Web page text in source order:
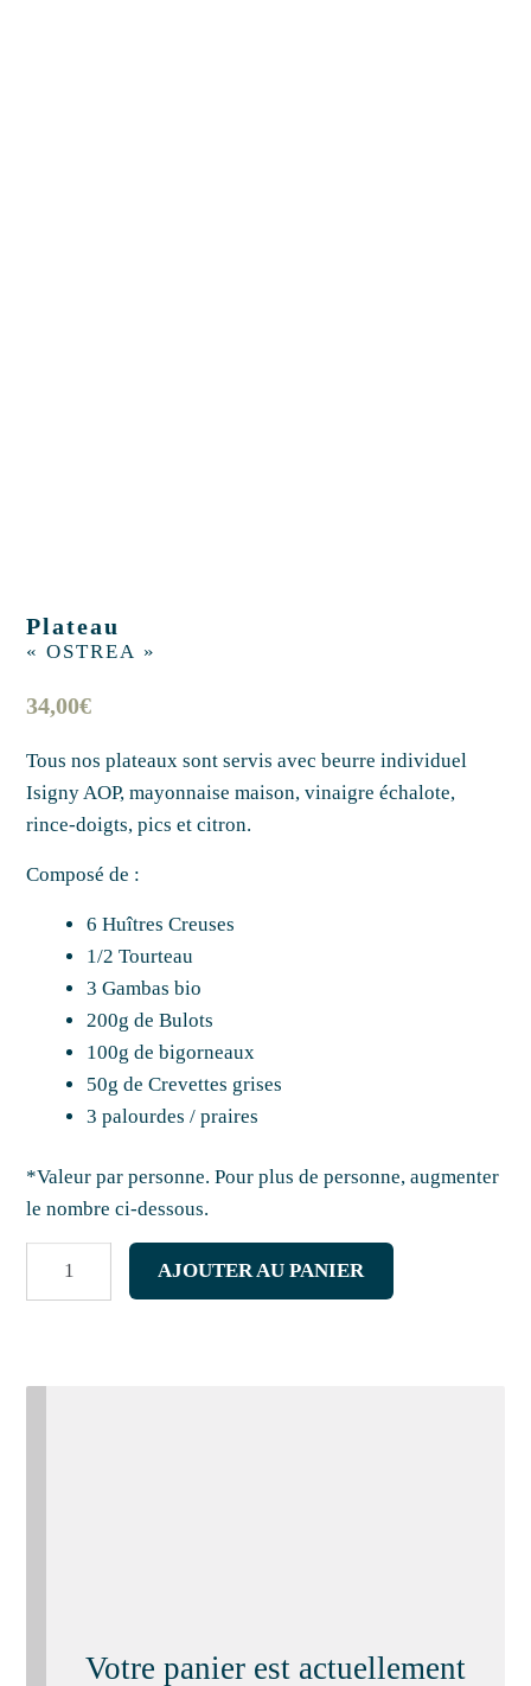
Plateau
« OSTREA »
34,00€
Tous nos plateaux sont servis avec beurre individuel
Isigny AOP, mayonnaise maison, vinaigre échalote,
rince-doigts, pics et citron.
Composé de :
6 Huîtres Creuses
1/2 Tourteau
3 Gambas bio
200g de Bulots
100g de bigorneaux
50g de Crevettes grises
3 palourdes / praires
*Valeur par personne. Pour plus de personne, augmenter
le nombre ci-dessous.
AJOUTER AU PANIER
Votre panier est actuellement